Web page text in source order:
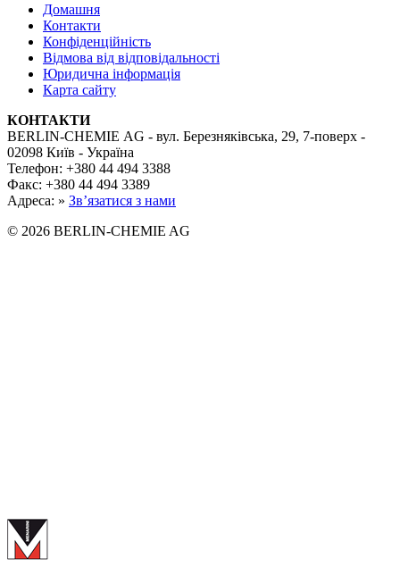
Домашня
Контакти
Конфіденційність
Відмова від відповідальності
Юридична інформація
Карта сайту
КОНТАКТИ
BERLIN-CHEMIE AG - вул. Березняківська, 29, 7-поверх -
02098 Київ - Україна
Телефон: +380 44 494 3388
Факс: +380 44 494 3389
Адреса: » Зв’язатися з нами
© 2026 BERLIN-CHEMIE AG